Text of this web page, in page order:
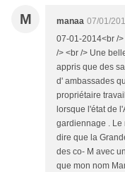
M manaa 07/01/
07-01-2014<br /
/> <br /> Une
appris que des
d' ambassades
propriétaire
lorsque l'état de
gardiennage . Le
dire que la
des co- M avec
que mon nom